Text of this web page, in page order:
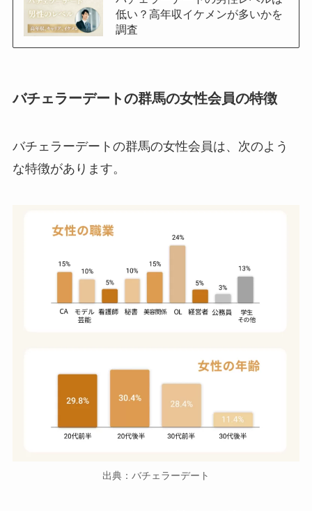
低い？高年収イケメンが多いかを
調査
バチェラーデートの群馬の女性会員の特徴
バチェラーデートの群馬の女性会員は、次のよう
な特徴があります。
出典：バチェラーデート